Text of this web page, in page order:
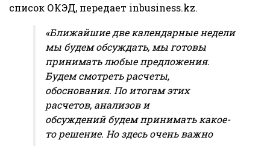
список ОКЭД, передает inbusiness.kz.
«Ближайшие две календарные недели
мы будем обсуждать, мы готовы
принимать любые предложения.
Будем смотреть расчеты,
обоснования. По итогам этих
расчетов, анализов и
обсуждений будем принимать какое-
то решение. Но здесь очень важно